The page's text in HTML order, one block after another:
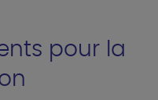
pour la